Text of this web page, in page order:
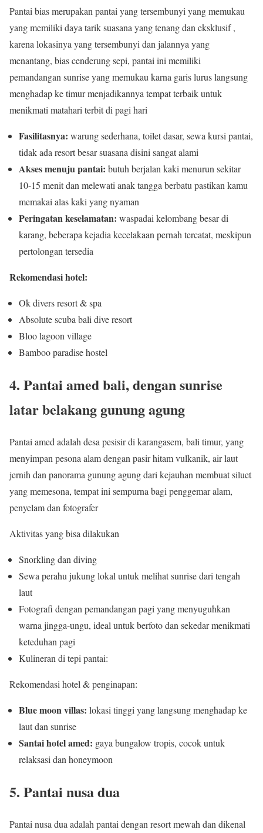
Pantai bias merupakan pantai yang tersembunyi yang memukau
yang memiliki daya tarik suasana yang tenang dan eksklusif ,
karena lokasinya yang tersembunyi dan jalannya yang
menantang, bias cenderung sepi, pantai ini memiliki
pemandangan sunrise yang memukau karna garis lurus langsung
menghadap ke timur menjadikannya tempat terbaik untuk
menikmati matahari terbit di pagi hari
Fasilitasnya: warung sederhana, toilet dasar, sewa kursi pantai,
tidak ada resort besar suasana disini sangat alami
Akses menuju pantai: butuh berjalan kaki menurun sekitar
10-15 menit dan melewati anak tangga berbatu pastikan kamu
memakai alas kaki yang nyaman
Peringatan keselamatan: waspadai kelombang besar di
karang, beberapa kejadia kecelakaan pernah tercatat, meskipun
pertolongan tersedia
Rekomendasi hotel:
Ok divers resort & spa
Absolute scuba bali dive resort
Bloo lagoon village
Bamboo paradise hostel
4. Pantai amed bali, dengan sunrise
latar belakang gunung agung
Pantai amed adalah desa pesisir di karangasem, bali timur, yang
menyimpan pesona alam dengan pasir hitam vulkanik, air laut
jernih dan panorama gunung agung dari kejauhan membuat siluet
yang memesona, tempat ini sempurna bagi penggemar alam,
penyelam dan fotografer
Aktivitas yang bisa dilakukan
Snorkling dan diving
Sewa perahu jukung lokal untuk melihat sunrise dari tengah
laut
Fotografi dengan pemandangan pagi yang menyuguhkan
warna jingga-ungu, ideal untuk berfoto dan sekedar menikmati
keteduhan pagi
Kulineran di tepi pantai:
Rekomendasi hotel & penginapan:
Blue moon villas: lokasi tinggi yang langsung menghadap ke
laut dan sunrise
Santai hotel amed: gaya bungalow tropis, cocok untuk
relaksasi dan honeymoon
5. Pantai nusa dua
Pantai nusa dua adalah pantai dengan resort mewah dan dikenal